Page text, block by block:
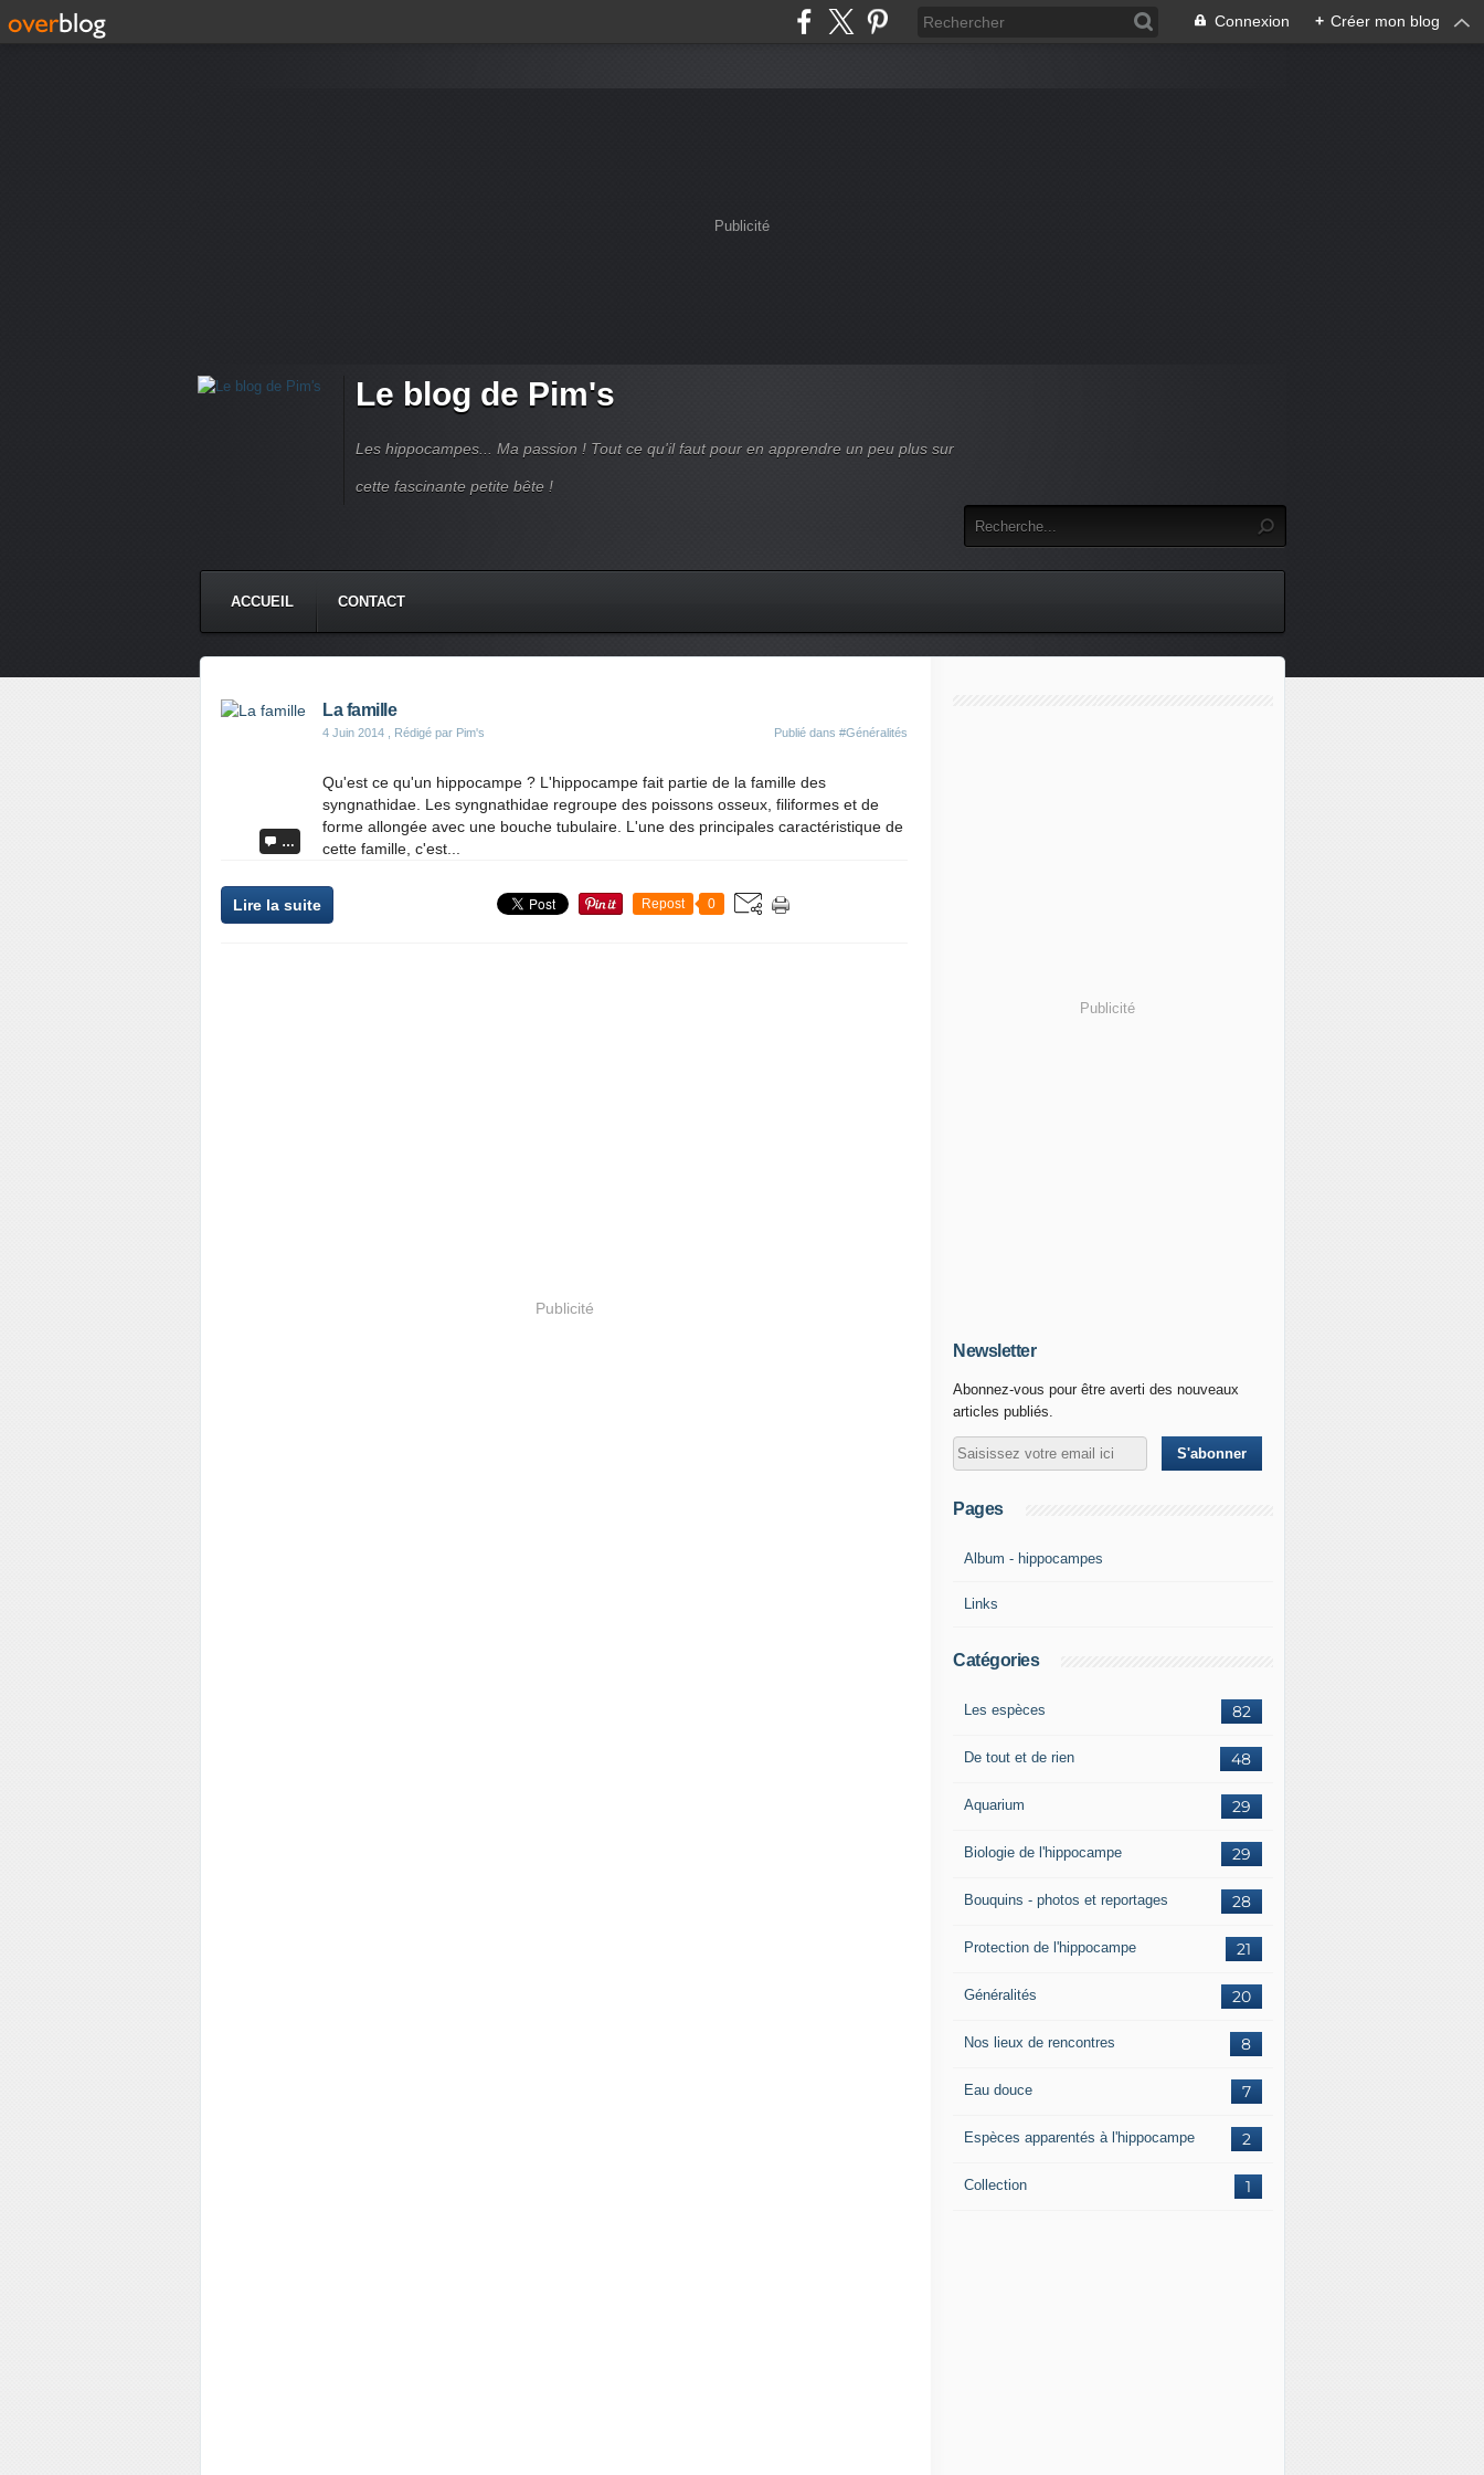
Connexion + Créer mon blog
Publicité
Le blog de Pim's
Les hippocampes... Ma passion ! Tout ce qu'il faut pour en apprendre un peu plus sur
cette fascinante petite bête !
ACCUEIL CONTACT
…
La famille
4 Juin 2014 , Rédigé par Pim's Publié dans #Généralités
Qu'est ce qu'un hippocampe ? L'hippocampe fait partie de la famille des
syngnathidae. Les syngnathidae regroupe des poissons osseux, filiformes et de
forme allongée avec une bouche tubulaire. L'une des principales caractéristique de
cette famille, c'est...
Lire la suite Repost 0
Publicité
Publicité
Newsletter
Abonnez-vous pour être averti des nouveaux
articles publiés.
Pages
Album - hippocampes
Links
Catégories
82
Les espèces
48
De tout et de rien
29
Aquarium
29
Biologie de l'hippocampe
28
Bouquins - photos et reportages
21
Protection de l'hippocampe
20
Généralités
8
Nos lieux de rencontres
7
Eau douce
2
Espèces apparentés à l'hippocampe
1
Collection